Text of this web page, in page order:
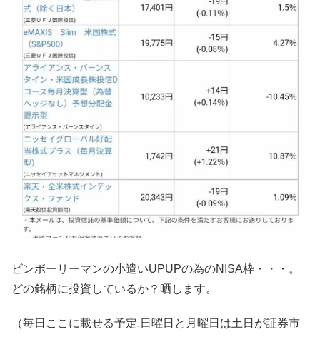
ビンボーリーマンの小遣いUPUPの為のNISA枠・・・。
どの銘柄に投資しているか？晒します。
（毎日ここに載せる予定,日曜日と月曜日は土日が証券市